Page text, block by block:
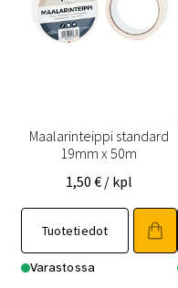
Maalarinteippi standard
19mm x 50m
1,50 € / kpl
Tuotetiedot
Varastossa